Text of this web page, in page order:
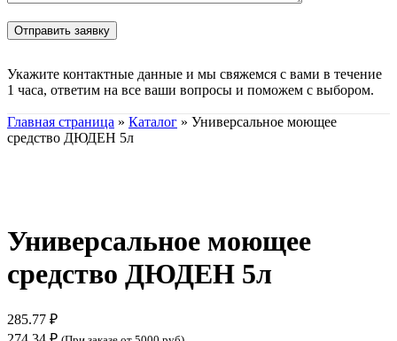
Укажите контактные данные и мы свяжемся с вами в течение
1 часа, ответим на все ваши вопросы и поможем с выбором.
Главная страница » Каталог » Универсальное моющее
средство ДЮДЕН 5л
Универсальное моющее
средство ДЮДЕН 5л
285.77 ₽